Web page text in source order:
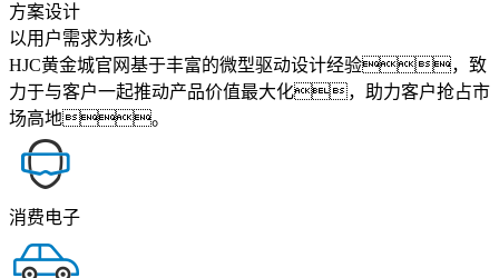
方案设计
以用户需求为核心
HJC黄金城官网基于丰富的微型驱动设计经验，致
力于与客户一起推动产品价值最大化，助力客户抢占市
场高地。
消费电子